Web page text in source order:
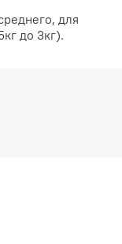
для
до 3кг).